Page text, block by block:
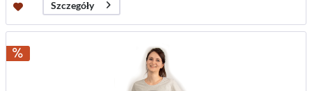
Szczegóły